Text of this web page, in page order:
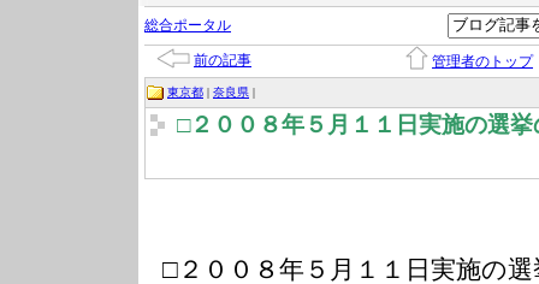
総合ポータル
前の記事 管理者のトップ
東京都 | 奈良県 |
□２００８年５月１１日実施の選挙
□２００８年５月１１日実施の